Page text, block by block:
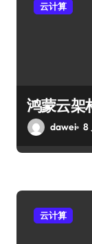
云计算
鸿蒙云架
dawei 8
云计算